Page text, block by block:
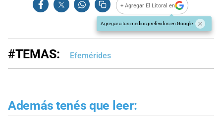
+ Agregar El Litoral en
Agregar a tus medios preferidos en Google
#TEMAS: Efemérides
Además tenés que leer: